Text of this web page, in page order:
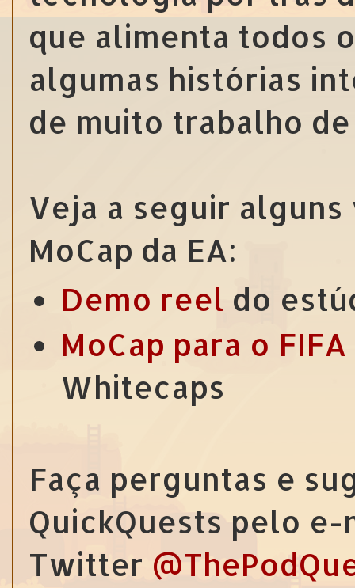
que alimenta todos
algumas histórias
de muito trabalho de
Veja a seguir
MoCap da EA:
Demo reel do
MoCap para o FIFA
Whitecaps
Faça perguntas e
QuickQuests pelo
Twitter